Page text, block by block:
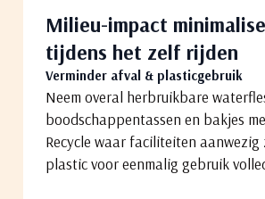
Milieu-impact
tijdens het zelf rijden
Verminder afval & plasticgebruik
Neem overal herbruikbare
boodschappentassen en bakjes
Recycle waar faciliteiten aanwezig
plastic voor eenmalig gebruik